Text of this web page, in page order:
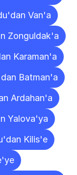
Van'a
Zonguldak'a
Karaman'a
Batman'a
Ardahan'a
Yalova'ya
Kilis'e